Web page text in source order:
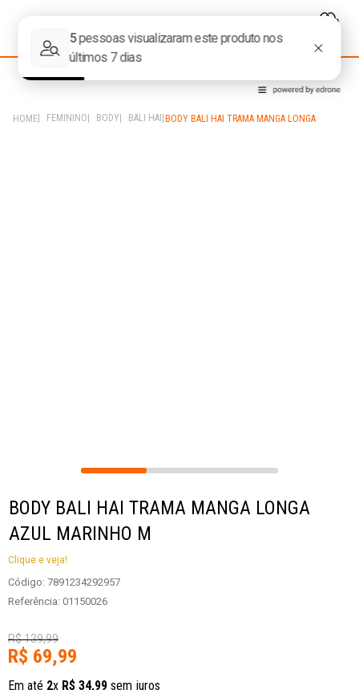
FEMININO BODY BALI HAI BODY BALI HAI TRAMA MANGA LONGA
BODY BALI HAI TRAMA MANGA LONGA
AZUL MARINHO M
Clique e veja!
Código: 7891234292957
Referência: 01150026
R$139,99
R$ 69,99
Em até 2x R$ 34,99 sem juros